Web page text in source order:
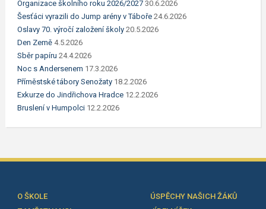
Organizace školního roku 2026/2027 30.6.2026
Šesťáci vyrazili do Jump arény v Táboře 24.6.2026
Oslavy 70. výročí založení školy 20.5.2026
Den Země 4.5.2026
Sběr papíru 24.4.2026
Noc s Andersenem 17.3.2026
Příměstské tábory Senožaty 18.2.2026
Exkurze do Jindřichova Hradce 12.2.2026
Bruslení v Humpolci 12.2.2026
O ŠKOLE
ÚSPĚCHY NAŠICH ŽÁKŮ